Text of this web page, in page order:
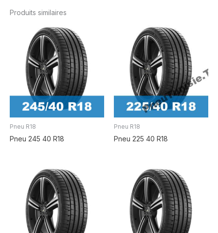
Produits similaires
Pneu R18
Pneu 245 40 R18
Pneu R18
Pneu 225 40 R18